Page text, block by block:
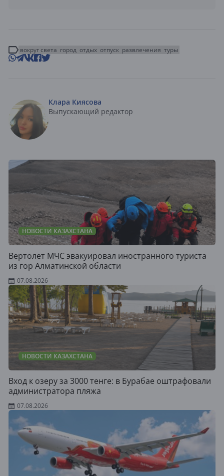
вокруг света город отдых отпуск развлечения туры
Клара Киясова
Выпускающий редактор
НОВОСТИ КАЗАХСТАНА
Вертолет МЧС эвакуировал иностранного туриста
из гор Алматинской области
07.08.2026
НОВОСТИ КАЗАХСТАНА
Вход к озеру за 3000 тенге: в Бурабае оштрафовали
администратора пляжа
07.08.2026